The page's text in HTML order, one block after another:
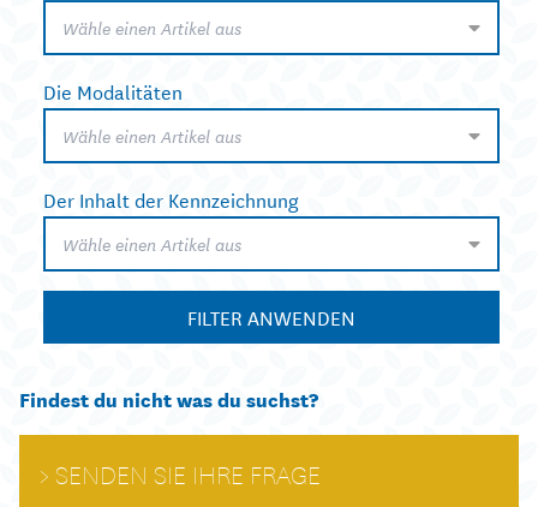
Wähle einen Artikel aus
Die Modalitäten
Wähle einen Artikel aus
Der Inhalt der Kennzeichnung
Wähle einen Artikel aus
FILTER ANWENDEN
Findest du nicht was du suchst?
SENDEN SIE IHRE FRAGE